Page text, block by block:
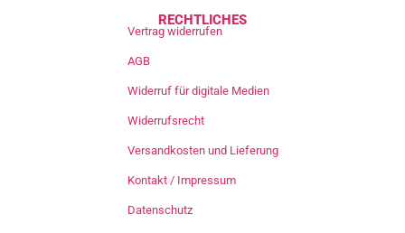
RECHTLICHES
Vertrag widerrufen
AGB
Widerruf für digitale Medien
Widerrufsrecht
Versandkosten und Lieferung
Kontakt / Impressum
Datenschutz